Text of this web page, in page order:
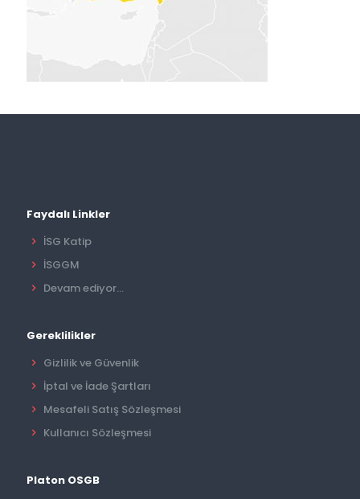
Faydalı Linkler
İSG Katip
İSGGM
Devam ediyor...
Gereklilikler
Gizlilik ve Güvenlik
İptal ve İade Şartları
Mesafeli Satış Sözleşmesi
Kullanıcı Sözleşmesi
Platon OSGB